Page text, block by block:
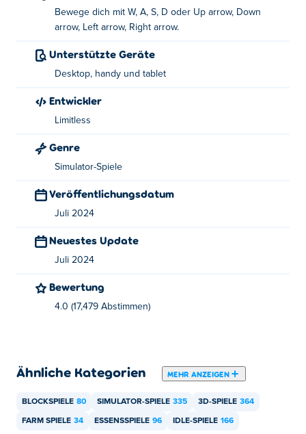
Ihren Markt zu vergrößern und der ultimative
Marktmeister zu werden?
Wie spielt man Apple Knight: Farmers Market?
Bewegen: WASD oder Pfeiltasten
Wer hat „Apple Knight: Farmers Market“
erstellt?
Apple Knight: Farmers Market wurde von Limitless
entwickelt. Spielen Sie ihr anderes Spiel auf Poki:
Knight,Apple Knight: Fight,
Apple Knight: Mini
Wie kann ich Apple Knight: Farmers Market
kostenlos spielen?
Sie können Apple Knight: Farmers Market kostenlos auf
Poki spielen.
Apple Knight: Farmers Market kann auf Ihrem Computer
werden.
Bewege dich mit W, A, S, D oder Up arrow, Down
arrow, Left arrow, Right arrow.
Unterstützte Geräte
Desktop, handy und tablet
Entwickler
Limitless
Genre
Simulator-Spiele
Veröffentlichungsdatum
Juli 2024
Neuestes Update
Juli 2024
Bewertung
4.0 (17,479 Abstimmen)
Ähnliche Kategorien MEHR ANZEIGEN
BLOCKSPIELE 80 SIMULATOR-SPIELE 335 3D-SPIELE 364
FARM SPIELE 34 ESSENSSPIELE 96 IDLE-SPIELE 166